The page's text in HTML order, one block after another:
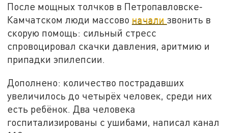
После мощных толчков в Петропавловске-
Камчатском люди массово начализвонить в
скорую помощь: сильный стресс
спровоцировал скачки давления, аритмию и
припадки эпилепсии.
Дополнено: количество пострадавших
увеличилось до четырёх человек, среди них
есть ребёнок. Два человека
госпитализированы с ушибами, написал канал